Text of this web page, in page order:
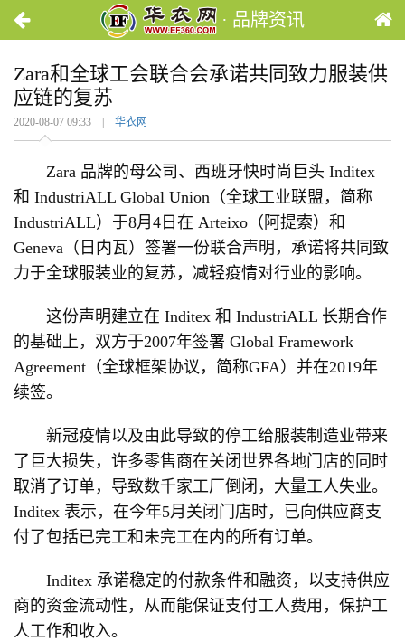
· 品牌资讯
Zara和全球工会联合会承诺共同致力服装供
应链的复苏
2020-08-07 09:33 | 华衣网
Zara 品牌的母公司、西班牙快时尚巨头 Inditex
和 IndustriALL Global Union（全球工业联盟，简称
IndustriALL）于8月4日在 Arteixo（阿提索）和
Geneva（日内瓦）签署一份联合声明，承诺将共同致
力于全球服装业的复苏，减轻疫情对行业的影响。
这份声明建立在 Inditex 和 IndustriALL 长期合作
的基础上，双方于2007年签署 Global Framework
Agreement（全球框架协议，简称GFA）并在2019年
续签。
新冠疫情以及由此导致的停工给服装制造业带来
了巨大损失，许多零售商在关闭世界各地门店的同时
取消了订单，导致数千家工厂倒闭，大量工人失业。
Inditex 表示，在今年5月关闭门店时，已向供应商支
付了包括已完工和未完工在内的所有订单。
Inditex 承诺稳定的付款条件和融资，以支持供应
商的资金流动性，从而能保证支付工人费用，保护工
人工作和收入。